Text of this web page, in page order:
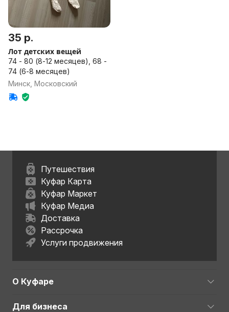
35 р.
Лот детских вещей
74 - 80 (8-12 месяцев), 68 -
74 (6-8 месяцев)
Минск, Московский
Путешествия
Куфар Карта
Куфар Маркет
Куфар Медиа
Доставка
Рассрочка
Услуги продвижения
О Куфаре
Для бизнеса